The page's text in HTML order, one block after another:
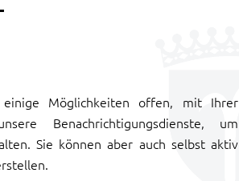
Möglichkeiten offen, mit Ihrer
Benachrichtigungsdienste, um
Sie können aber auch selbst aktiv